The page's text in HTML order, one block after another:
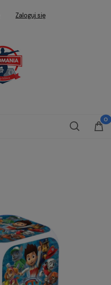
Zaloguj się